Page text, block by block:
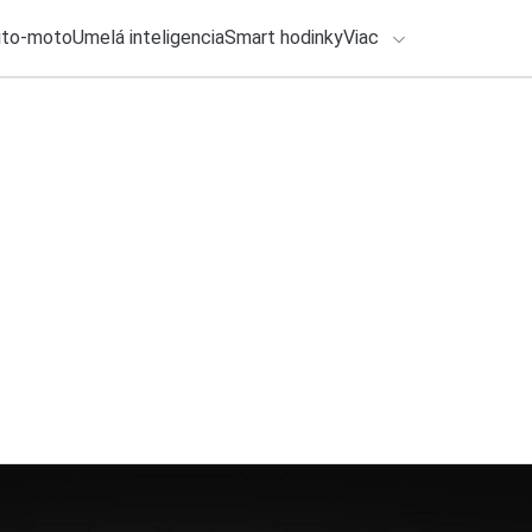
motoUmelá inteligenciaSmart hodinkyViac